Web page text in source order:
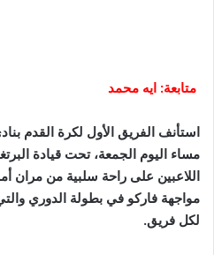
متابعة: ايه محمد
استأنف الفريق الأول لكرة القدم
مساء اليوم الجمعة، تحت قيادة
اللاعبين على راحة سلبية من
مواجهة فاركو في بطولة الدوري
لكل فريق.